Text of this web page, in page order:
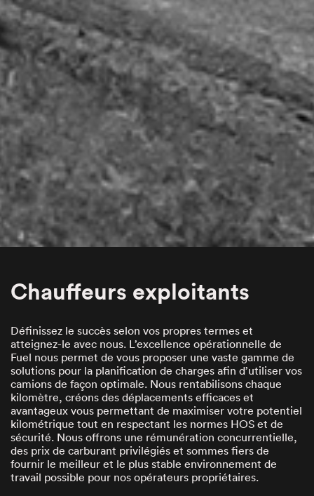
Chauffeurs exploitants
Définissez le succès selon vos propres termes et
atteignez-le avec nous. L’excellence opérationnelle de
Fuel nous permet de vous proposer une vaste gamme de
solutions pour la planification de charges afin d’utiliser vos
camions de façon optimale. Nous rentabilisons chaque
kilomètre, créons des déplacements efficaces et
avantageux vous permettant de maximiser votre potentiel
kilométrique tout en respectant les normes HOS et de
sécurité. Nous offrons une rémunération concurrentielle,
des prix de carburant privilégiés et sommes fiers de
fournir le meilleur et le plus stable environnement de
travail possible pour nos opérateurs propriétaires.